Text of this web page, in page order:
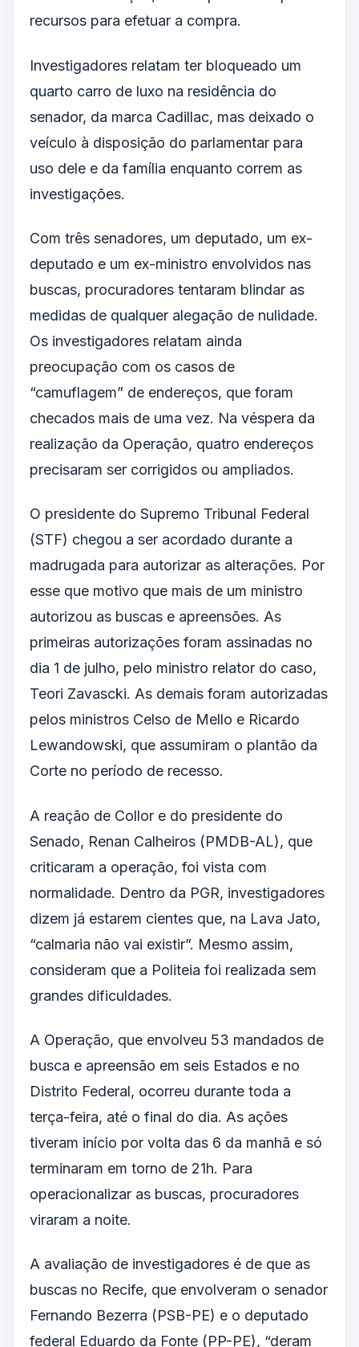
recursos para efetuar a compra.
Investigadores relatam ter bloqueado um
quarto carro de luxo na residência do
senador, da marca Cadillac, mas deixado o
veículo à disposição do parlamentar para
uso dele e da família enquanto correm as
investigações.
Com três senadores, um deputado, um ex-
deputado e um ex-ministro envolvidos nas
buscas, procuradores tentaram blindar as
medidas de qualquer alegação de nulidade.
Os investigadores relatam ainda
preocupação com os casos de
“camuflagem” de endereços, que foram
checados mais de uma vez. Na véspera da
realização da Operação, quatro endereços
precisaram ser corrigidos ou ampliados.
O presidente do Supremo Tribunal Federal
(STF) chegou a ser acordado durante a
madrugada para autorizar as alterações. Por
esse que motivo que mais de um ministro
autorizou as buscas e apreensões. As
primeiras autorizações foram assinadas no
dia 1 de julho, pelo ministro relator do caso,
Teori Zavascki. As demais foram autorizadas
pelos ministros Celso de Mello e Ricardo
Lewandowski, que assumiram o plantão da
Corte no período de recesso.
A reação de Collor e do presidente do
Senado, Renan Calheiros (PMDB-AL), que
criticaram a operação, foi vista com
normalidade. Dentro da PGR, investigadores
dizem já estarem cientes que, na Lava Jato,
“calmaria não vai existir”. Mesmo assim,
consideram que a Politeia foi realizada sem
grandes dificuldades.
A Operação, que envolveu 53 mandados de
busca e apreensão em seis Estados e no
Distrito Federal, ocorreu durante toda a
terça-feira, até o final do dia. As ações
tiveram início por volta das 6 da manhã e só
terminaram em torno de 21h. Para
operacionalizar as buscas, procuradores
viraram a noite.
A avaliação de investigadores é de que as
buscas no Recife, que envolveram o senador
Fernando Bezerra (PSB-PE) e o deputado
federal Eduardo da Fonte (PP-PE), “deram